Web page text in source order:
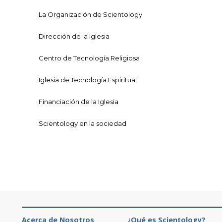
La Organización de Scientology
Dirección de la Iglesia
Centro de Tecnología Religiosa
Iglesia de Tecnología Espiritual
Financiación de la Iglesia
Scientology en la sociedad
Acerca de Nosotros ¿Qué es Scientology?